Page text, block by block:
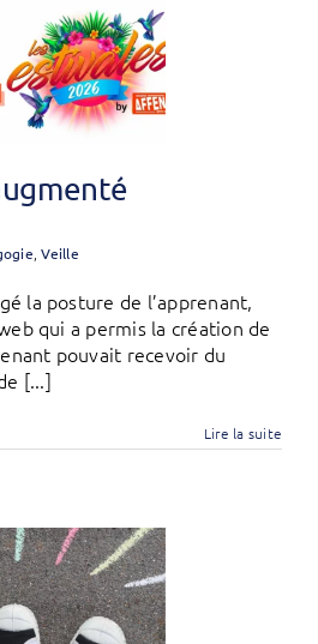
,Veille
la posture de l’apprenant,
qui a permis la création de
pouvait recevoir du
[...]
Lire la suite